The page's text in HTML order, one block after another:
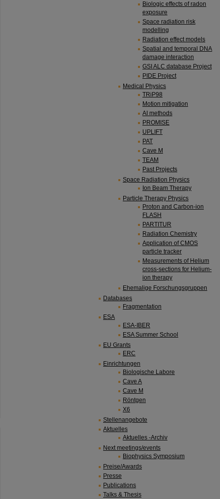
Biologic effects of radon
exposure
Space radiation risk
modelling
Radiation effect models
Spatial and temporal DNA
damage interaction
GSI ALC database Project
PIDE Project
Medical Physics
TRiP98
Motion mitigation
AI methods
PROMISE
UPLIFT
PAT
Cave M
TEAM
Past Projects
Space Radiation Physics
Ion Beam Therapy
Particle Therapy Physics
Proton and Carbon-ion
FLASH
PARTITUR
Radiation Chemistry
Application of CMOS
particle tracker
Measurements of Helium
cross-sections for Helium-
ion therapy
Ehemalige Forschungsgruppen
Databases
Fragmentation
ESA
ESA-IBER
ESA Summer School
EU Grants
ERC
Einrichtungen
Biologische Labore
Cave A
Cave M
Röntgen
X6
Stellenangebote
Aktuelles
Aktuelles -Archiv
Next meetings/events
Biophysics Symposium
Preise/Awards
Presse
Publications
Talks & Thesis